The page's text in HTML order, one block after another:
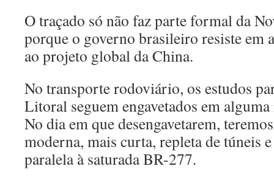
O traçado só não faz parte formal da
porque o governo brasileiro resiste em
ao projeto global da China.
No transporte rodoviário, os estudos
Litoral seguem engavetados em
No dia em que desengavetarem,
moderna, mais curta, repleta de túneis
paralela à saturada BR-277.